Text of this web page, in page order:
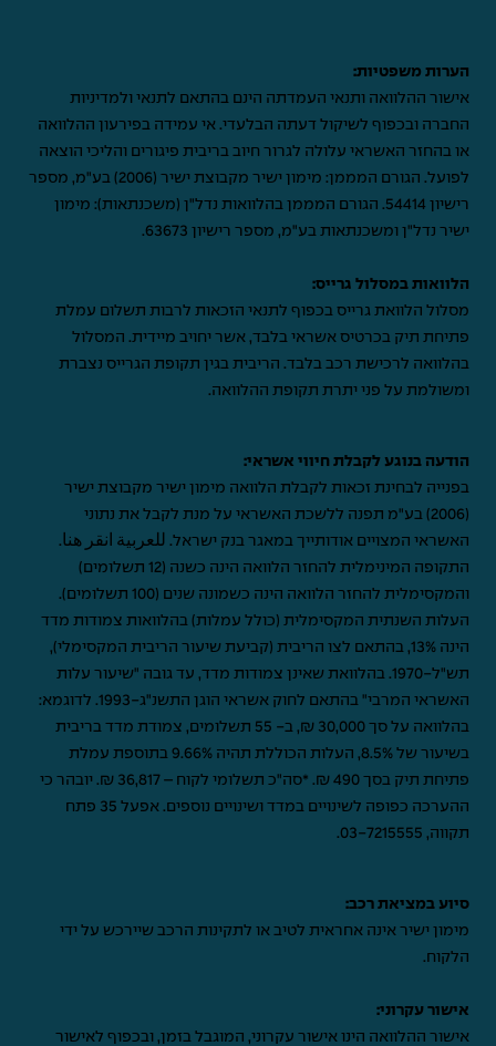
הערות משפטיות:
אישור ההלוואה ותנאי העמדתה הינם בהתאם לתנאי ולמדיניות
החברה ובכפוף לשיקול דעתה הבלעדי. אי עמידה בפירעון ההלוואה
או בהחזר האשראי עלולה לגרור חיוב בריבית פיגורים והליכי הוצאה
לפועל. הגורם המממן: מימון ישיר מקבוצת ישיר (2006) בע"מ, מספר
רישיון 54414. הגורם המממן בהלוואות נדל"ן (משכנתאות): מימון
ישיר נדל"ן ומשכנתאות בע"מ, מספר רישיון 63673.
הלוואות במסלול גרייס:
מסלול הלוואת גרייס בכפוף לתנאי הזכאות לרבות תשלום עמלת
פתיחת תיק בכרטיס אשראי בלבד, אשר יחויב מיידית. המסלול
בהלוואה לרכישת רכב בלבד. הריבית בגין תקופת הגרייס נצברת
ומשולמת על פני יתרת תקופת ההלוואה.
הודעה בנוגע לקבלת חיווי אשראי:
בפנייה לבחינת זכאות לקבלת הלוואה מימון ישיר מקבוצת ישיר
(2006) בע"מ תפנה ללשכת האשראי על מנת לקבל את נתוני
האשראי המצויים אודותייך במאגר בנק ישראל. للعربية انقر هنا.
התקופה המינימלית להחזר הלוואה הינה כשנה (12 תשלומים)
והמקסימלית להחזר הלוואה הינה כשמונה שנים (100 תשלומים).
העלות השנתית המקסימלית (כולל עמלות) בהלוואות צמודות מדד
הינה 13%, בהתאם לצו הריבית (קביעת שיעור הריבית המקסימלי),
תש"ל-1970. בהלוואת שאינן צמודות מדד, עד גובה "שיעור עלות
האשראי המרבי" בהתאם לחוק אשראי הוגן התשנ"ג-1993. לדוגמא:
בהלוואה על סך 30,000 ₪, ב- 55 תשלומים, צמודת מדד בריבית
בשיעור של 8.5%, העלות הכוללת תהיה 9.66% בתוספת עמלת
פתיחת תיק בסך 490 ₪. *סה"כ תשלומי לקוח – 36,817 ₪. יובהר כי
ההערכה כפופה לשינויים במדד ושינויים נוספים. אפעל 35 פתח
תקווה, 03-7215555
.
סיוע במציאת רכב:
מימון ישיר אינה אחראית לטיב או לתקינות הרכב שיירכש על ידי
הלקוח.
אישור עקרוני:
אישור ההלוואה הינו אישור עקרוני, המוגבל בזמן, ובכפוף לאישור